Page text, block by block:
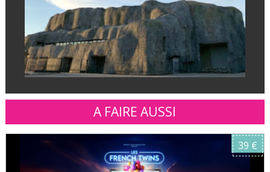
A FAIRE AUSSI
39 €